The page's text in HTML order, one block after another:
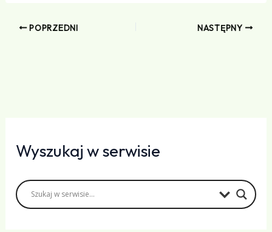
POPRZEDNI NASTĘPNY
Wyszukaj w serwisie